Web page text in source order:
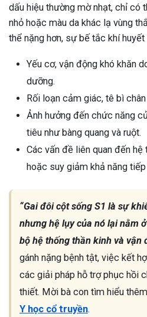
dấu hiệu thường mờ nhạt, chỉ có
nhỏ hoặc màu da khác lạ vùng
thể nặng hơn, sự bế tắc khí
Yếu cơ, vận động khó khăn
dưỡng.
Rối loạn cảm giác, tê bì
Ảnh hưởng đến chức năng
tiêu như bàng quang và ruột.
Các vấn đề liên quan đến hệ
hoặc suy giảm khả năng tiếp
“Gai đôi cột sống S1 là sự
nhưng hệ lụy của nó lại nằm
bộ hệ thống thần kinh và vận
gánh nặng bệnh tật, việc kết
các giải pháp hỗ trợ phục hồi
thiết. Mời bà con tìm hiểu
Y học cổ truyền.